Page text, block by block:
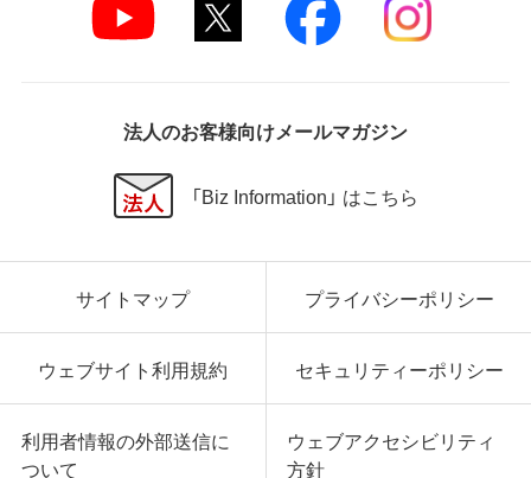
法人のお客様向けメールマガジン
「Biz Information」 はこちら
サイトマップ プライバシーポリシー
ウェブサイト利用規約 セキュリティーポリシー
利用者情報の外部送信に
ついて
ウェブアクセシビリティ
方針